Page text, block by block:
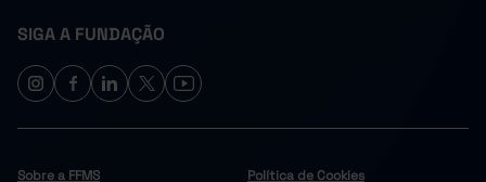
SIGA A FUNDAÇÃO
Sobre a FFMS Política de Cookies